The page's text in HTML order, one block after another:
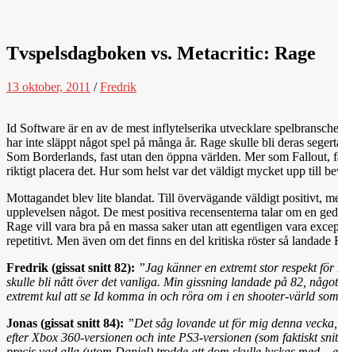
Tvspelsdagboken vs. Metacritic: Rage
13 oktober, 2011 /Fredrik
Id Software är en av de mest inflytelserika utvecklare
har inte släppt något spel på många år. Rage skulle bli deras
Som Borderlands, fast utan den öppna världen. Mer som
riktigt placera det. Hur som helst var det väldigt mycket upp till
Mottagandet blev lite blandat. Till övervägande väldigt positivt,
upplevelsen något. De mest positiva recensenterna talar om en
Rage vill vara bra på en massa saker utan att egentligen vara
repetitivt. Men även om det finns en del kritiska röster så landade
Fredrik (gissat snitt 82): ”Jag känner en extremt stor respekt
skulle bli nått över det vanliga. Min gissning landade på 82,
extremt kul att se Id komma in och röra om i en shooter-värld
Jonas (gissat snitt 84): ”Det såg lovande ut för mig denna
efter Xbox 360-versionen och inte PS3-versionen (som faktiskt